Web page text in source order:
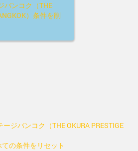
バンコク（THE
） 条件を削
ジバンコク（THE OKURA PRESTIGE
の条件をリセット